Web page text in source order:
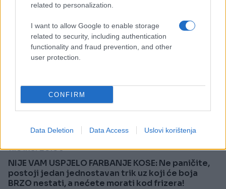
related to personalization.
I want to allow Google to enable storage
related to security, including authentication
functionality and fraud prevention, and other
user protection.
CONFIRM
Data Deletion Data Access Uslovi korištenja
11.01.18. 20:06
NIJE VAM USPJELO FARBANJE KOSE: Ne paničite,
postoji jedan jednostavan trik uz koji će boja
BRZO nestati, a nećete morati kod frizera!